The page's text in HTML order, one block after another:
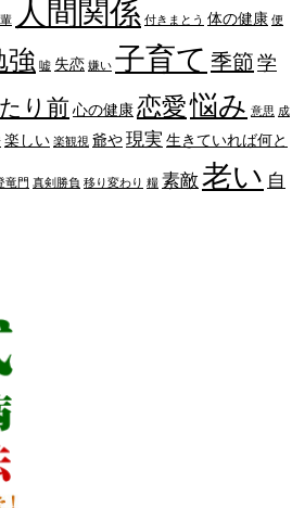
人間関係 付きまとう 体の健康 便
強 嘘 失恋 嫌い 子育て 季節学
り前 心の健康恋愛悩み 意思 成
楽しい 楽観視 爺や現実 生きていれば何と
竜門 真剣勝負 移り変わり 糧 素敵 老い 自